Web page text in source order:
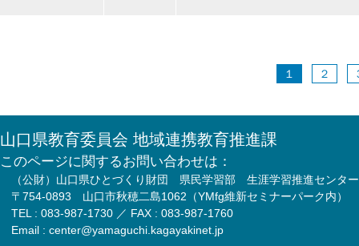
１ ２
山口県教育委員会 地域連携教育推進課
このページに関するお問い合わせは：
（公財）山口県ひとづくり財団 県民学習部 生涯学習推進センター
〒754-0893 山口市秋穂二島1062（YMfg維新セミナーパーク内）
TEL : 083-987-1730 ／ FAX : 083-987-1760
Email : center@yamaguchi.kagayakinet.jp